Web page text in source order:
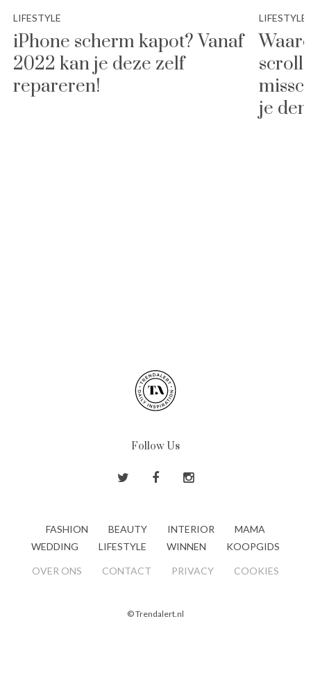
LIFESTYLE
iPhone scherm kapot? Vanaf
2022 kan je deze zelf
repareren!
LIFESTYLE
je
Follow Us
FASHION BEAUTY INTERIOR
MAMA
WEDDING
LIFESTYLE WINNEN KOOPGIDS
OVER ONS CONTACT PRIVACY COOKIES
© Trendalert.nl